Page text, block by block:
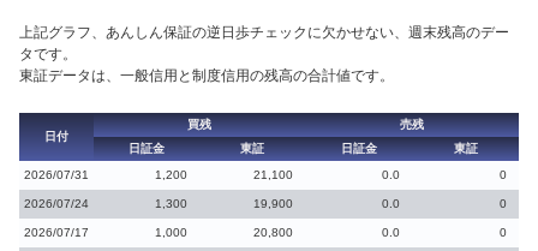
上記グラフ、あんしん保証の逆日歩チェックに欠かせない、週末残高のデー
タです。
東証データは、一般信用と制度信用の残高の合計値です。
日付
買残
売残
日証金
東証 日証金
東証
2026/07/31
1,200 21,100 0.0 0
2026/07/24 1,300 19,900 0.0 0
2026/07/17 1,000 20,800 0.0 0